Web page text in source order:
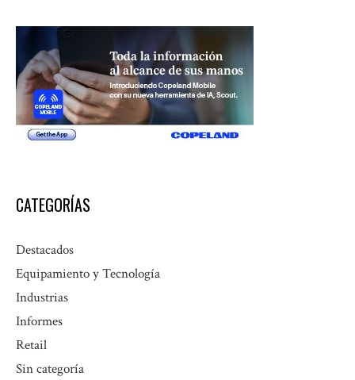
CATEGORÍAS
Destacados
Equipamiento y Tecnología
Industrias
Informes
Retail
Sin categoría